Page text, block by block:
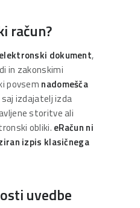
račun?
dokument,
in zakonskimi
povsem nadomešča
saj izdajatelj izda
storitve ali
obliki. eRačun ni
izpis klasičnega
uvedbe